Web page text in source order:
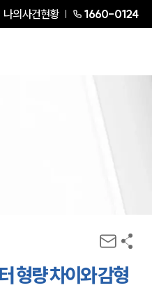
나의사건현황 1660-0124
형량 차이와 감형